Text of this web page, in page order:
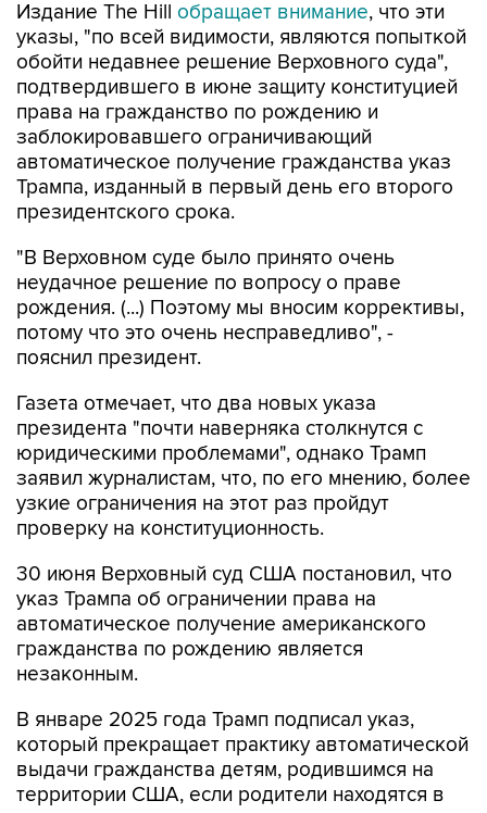
обойти недавнее решение Верховного суда",
подтвердившего в июне защиту конституцией
права на гражданство по рождению и
заблокировавшего ограничивающий
автоматическое получение гражданства указ
Трампа, изданный в первый день его второго
президентского срока.
"В Верховном суде было принято очень
рождения. (...) Поэтому мы вносим коррективы,
потому что это очень несправедливо", -
пояснил президент.
Газета отмечает, что два новых указа
юридическими проблемами", однако Трамп
заявил журналистам, что, по его мнению, более
узкие ограничения на этот раз пройдут
проверку на конституционность.
30 июня Верховный суд США постановил, что
автоматическое получение американского
гражданства по рождению является
незаконным.
В январе 2025 года Трамп подписал указ,
выдачи гражданства детям, родившимся на
территории США, если родители находятся в
стране нелегально или по краткосрочным
визам.